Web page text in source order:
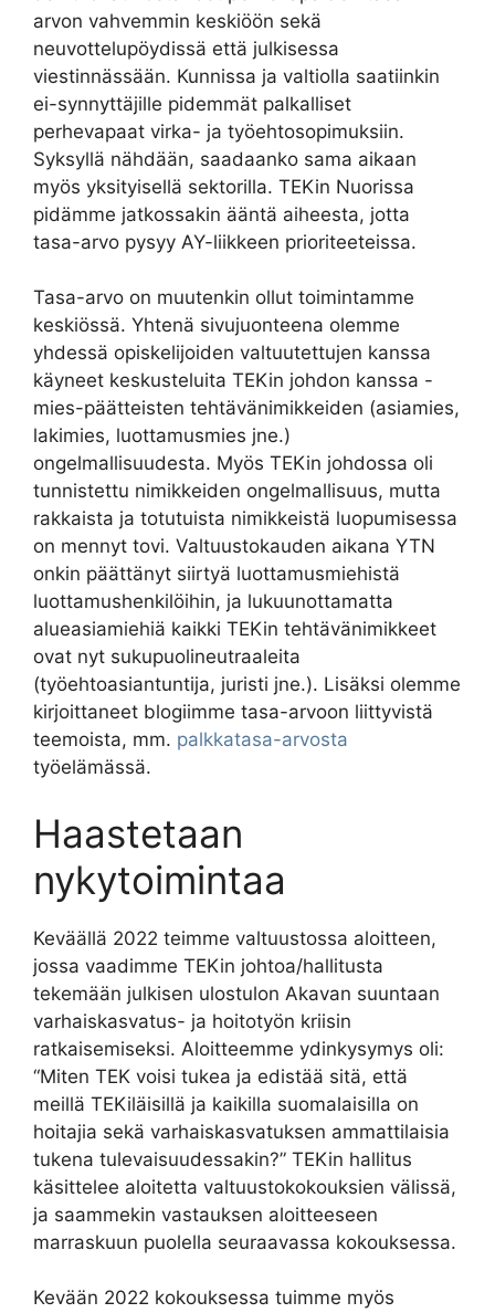
arvon vahvemmin keskiöön sekä
neuvottelupöydissä että julkisessa
viestinnässään. Kunnissa ja valtiolla saatiinkin
ei-synnyttäjille pidemmät palkalliset
perhevapaat virka- ja työehtosopimuksiin.
Syksyllä nähdään, saadaanko sama aikaan
myös yksityisellä sektorilla. TEKin Nuorissa
pidämme jatkossakin ääntä aiheesta, jotta
tasa-arvo pysyy AY-liikkeen prioriteeteissa.
Tasa-arvo on muutenkin ollut toimintamme
keskiössä. Yhtenä sivujuonteena olemme
yhdessä opiskelijoiden valtuutettujen kanssa
käyneet keskusteluita TEKin johdon kanssa -
mies-päätteisten tehtävänimikkeiden (asiamies,
lakimies, luottamusmies jne.)
ongelmallisuudesta. Myös TEKin johdossa oli
tunnistettu nimikkeiden ongelmallisuus, mutta
rakkaista ja totutuista nimikkeistä luopumisessa
on mennyt tovi. Valtuustokauden aikana YTN
onkin päättänyt siirtyä luottamusmiehistä
luottamushenkilöihin, ja lukuunottamatta
alueasiamiehiä kaikki TEKin tehtävänimikkeet
ovat nyt sukupuolineutraaleita
(työehtoasiantuntija, juristi jne.). Lisäksi olemme
kirjoittaneet blogiimme tasa-arvoon liittyvistä
teemoista, mm. palkkatasa-arvosta
työelämässä.
Haastetaan
nykytoimintaa
Keväällä 2022 teimme valtuustossa aloitteen,
jossa vaadimme TEKin johtoa/hallitusta
tekemään julkisen ulostulon Akavan suuntaan
varhaiskasvatus- ja hoitotyön kriisin
ratkaisemiseksi. Aloitteemme ydinkysymys oli:
“Miten TEK voisi tukea ja edistää sitä, että
meillä TEKiläisillä ja kaikilla suomalaisilla on
hoitajia sekä varhaiskasvatuksen ammattilaisia
tukena tulevaisuudessakin?” TEKin hallitus
käsittelee aloitetta valtuustokokouksien välissä,
ja saammekin vastauksen aloitteeseen
marraskuun puolella seuraavassa kokouksessa.
Kevään 2022 kokouksessa tuimme myös